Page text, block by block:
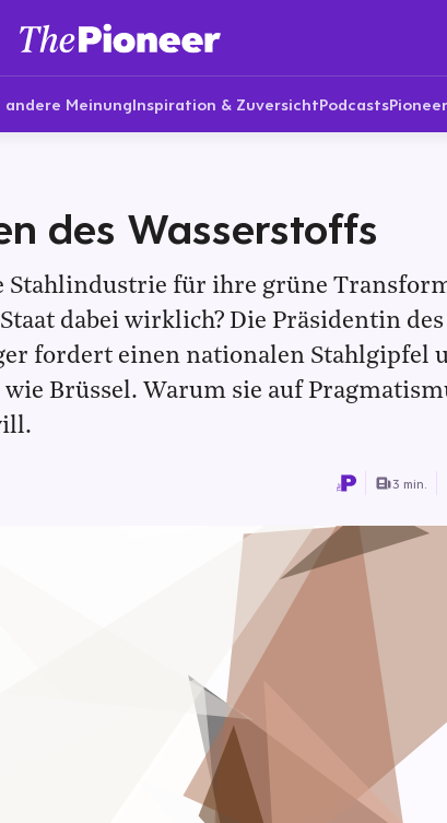
andere MeinungInspiration & ZuversichtPodcasts
des Wasserstoffs
Stahlindustrie für ihre grüne
dabei wirklich? Die Präsidentin des
fordert einen nationalen Stahlgipfel
Brüssel. Warum sie auf
3 min.